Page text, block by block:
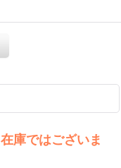
庫ではございま